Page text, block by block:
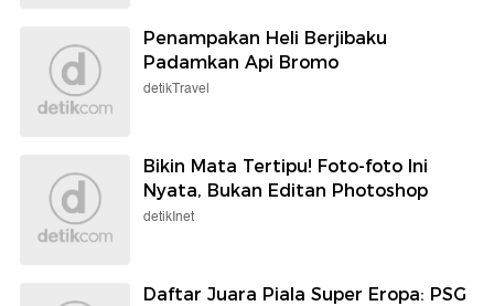
Penampakan Heli Berjibaku
Padamkan Api Bromo
detikTravel
Bikin Mata Tertipu! Foto-foto Ini
Nyata, Bukan Editan Photoshop
detikInet
Daftar Juara Piala Super Eropa: PSG